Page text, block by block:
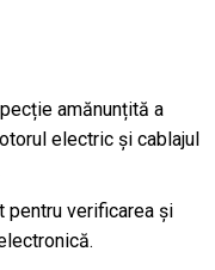
amănunțită a
electric și cablajul
pentru verificarea și